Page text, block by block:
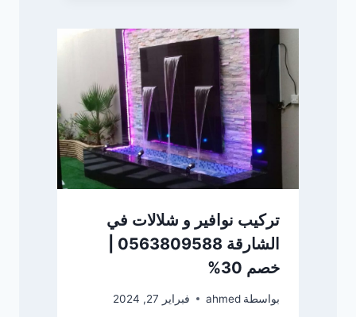
تركيب نوافير و شلالات في
خصم 30%
بواسطة ahmed فبراير 27, 2024